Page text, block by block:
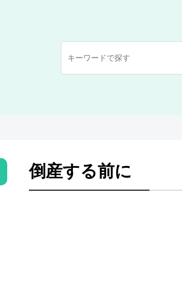
倒産する前に